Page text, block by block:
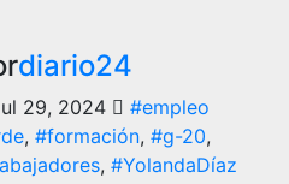
diario24
29, 2024
#empleo
, #formación, #g-20,
, #YolandaDíaz